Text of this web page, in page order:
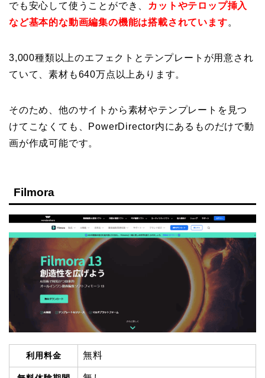
でも安心して使うことができ、 カットやテロップ挿入
など基本的な動画編集の機能は搭載されています。
3,000種類以上のエフェクトとテンプレートが用意され
ていて、素材も640万点以上あります。
そのため、他のサイトから素材やテンプレートを見つ
けてこなくても、PowerDirector内にあるものだけで動
画が作成可能です。
Filmora
利用料金 無料